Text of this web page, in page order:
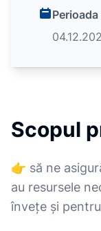
Scopul
👉 să ne
au resursele
învețe și